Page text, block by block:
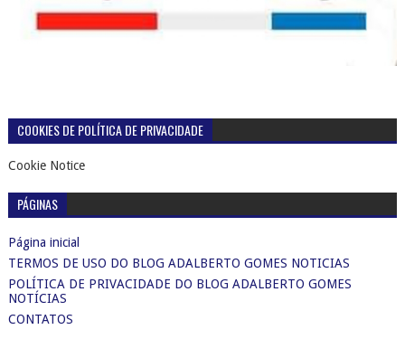
COOKIES DE POLÍTICA DE PRIVACIDADE
Cookie Notice
PÁGINAS
Página inicial
TERMOS DE USO DO BLOG ADALBERTO GOMES NOTICIAS
POLÍTICA DE PRIVACIDADE DO BLOG ADALBERTO GOMES
NOTÍCIAS
CONTATOS